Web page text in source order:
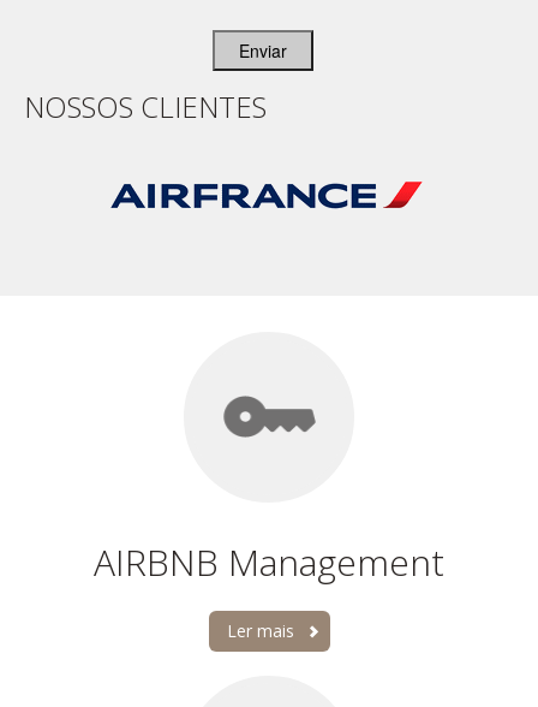
Enviar
NOSSOS CLIENTES
AIRBNB Management
Ler mais